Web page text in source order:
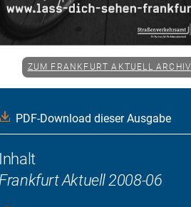
ZUM FRANKFURT AKTUELL ARCHIV
PDF-Download dieser Ausgabe
Inhalt
Aktuell 2008-06